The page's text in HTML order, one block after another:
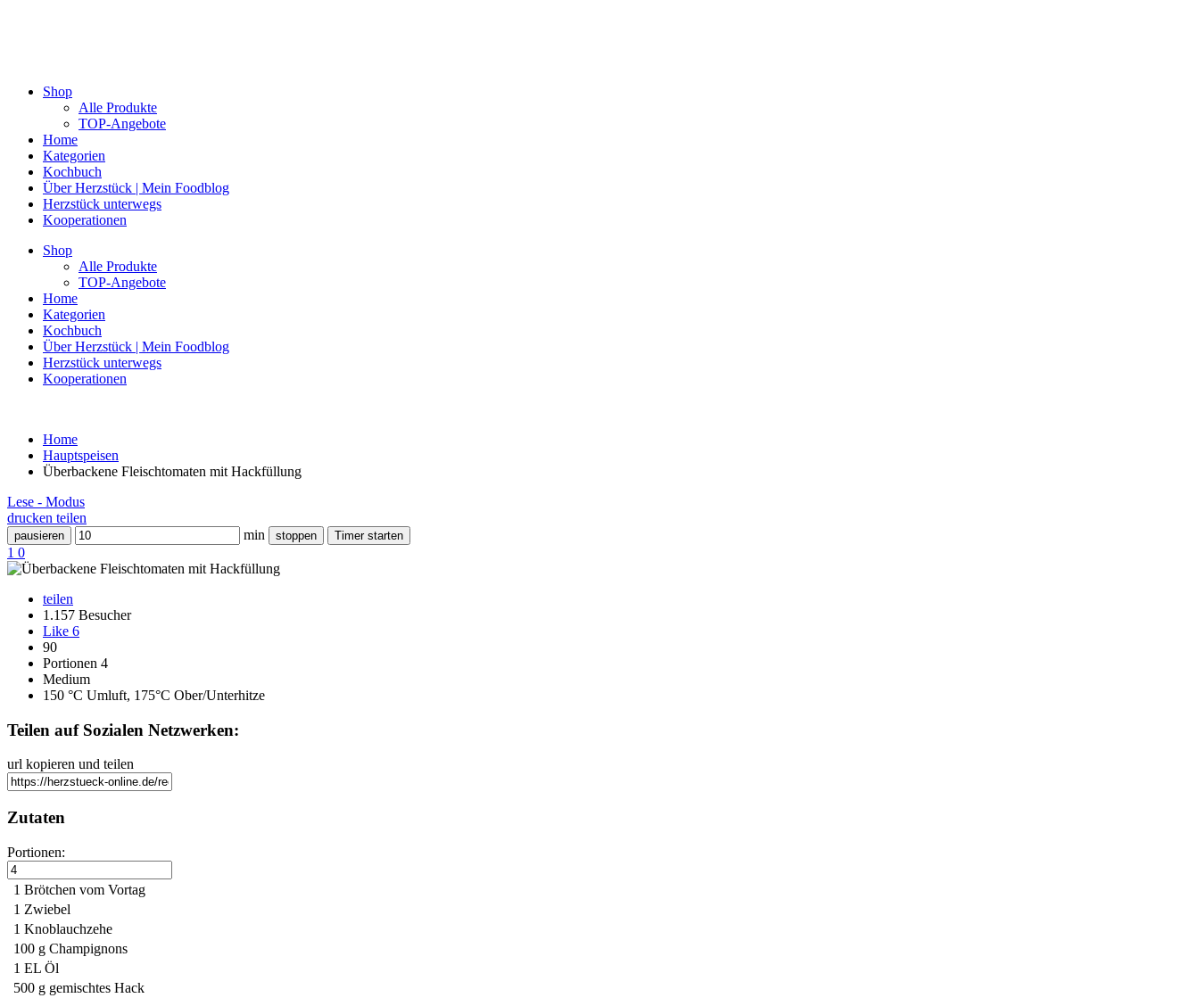
Shop
Alle Produkte
TOP-Angebote
Home
Kategorien
Kochbuch
Über Herzstück | Mein Foodblog
Herzstück unterwegs
Kooperationen
Shop
Alle Produkte
TOP-Angebote
Home
Kategorien
Kochbuch
Über Herzstück | Mein Foodblog
Herzstück unterwegs
Kooperationen
Home
Hauptspeisen
Überbackene Fleischtomaten mit Hackfüllung
Lese - Modus
drucken teilen
pausieren min stoppen Timer starten
1 0
teilen
1.157 Besucher
Like 6
90
Portionen 4
Medium
150 °C Umluft, 175°C Ober/Unterhitze
Teilen auf Sozialen Netzwerken:
url kopieren und teilen
Zutaten
Portionen:
1 Brötchen vom Vortag
1 Zwiebel
1 Knoblauchzehe
100 g Champignons
1 EL Öl
500 g gemischtes Hack